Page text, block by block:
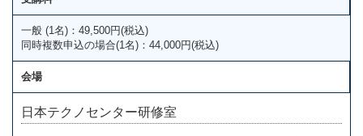
一般 (1名)：49,500円(税込)
同時複数申込の場合(1名)：44,000円(税込)
会場
日本テクノセンター研修室